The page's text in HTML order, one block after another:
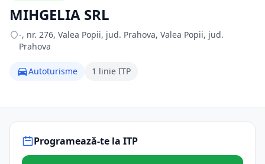
MIHGELIA SRL
-, nr. 276, Valea Popii, jud. Prahova, Valea Popii, jud.
Prahova
Autoturisme 1 linie ITP
Programează-te la ITP